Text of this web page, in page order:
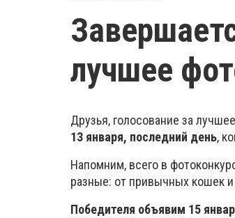
лучшее
Друзья, голосование за
13 января, последний день,
Напомним, всего в
разные: от привычных кошек
Победителя объявим 15